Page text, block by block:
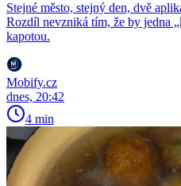
Stejné město, stejný den, dvě
Rozdíl nevzniká tím, že by jedna
kapotou.
Mobify.cz
dnes, 20:42
4 min